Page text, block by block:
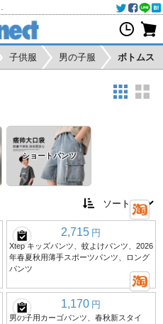
子供服 男の子服 ボトムス
ショートパンツ
2,715 円
Xtep キッズパンツ、蚊よけパンツ、2026
年春夏秋用薄手スポーツパンツ、ロング
パンツ
1,170 円
男の子用カーゴパンツ、春秋新スタイ